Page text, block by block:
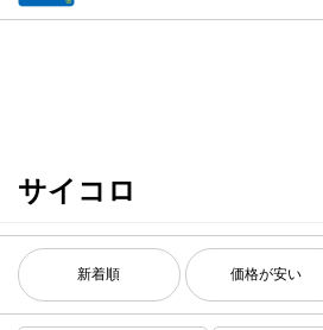
サイコロ
新着順 価格が安い